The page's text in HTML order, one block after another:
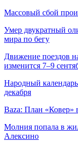
Массовый сбой
Умер двукратный
мира по бегу
Движение поездов
изменится 7–9
Народный
декабря
Baza: План «Ковер»
Молния попала в
Алексино